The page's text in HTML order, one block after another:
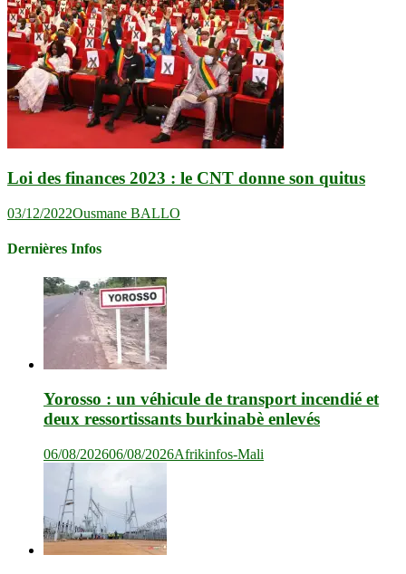
Loi des finances 2023 : le CNT donne son quitus
03/12/2022Ousmane BALLO
Dernières Infos
Yorosso : un véhicule de transport incendié et
deux ressortissants burkinabè enlevés
06/08/202606/08/2026Afrikinfos-Mali